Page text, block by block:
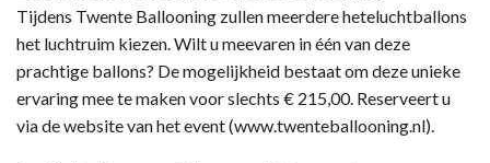
Tijdens Twente Ballooning zullen meerdere heteluchtballons
het luchtruim kiezen. Wilt u meevaren in één van deze
prachtige ballons? De mogelijkheid bestaat om deze unieke
ervaring mee te maken voor slechts € 215,00. Reserveert u
via de website van het event (www.twenteballooning.nl).